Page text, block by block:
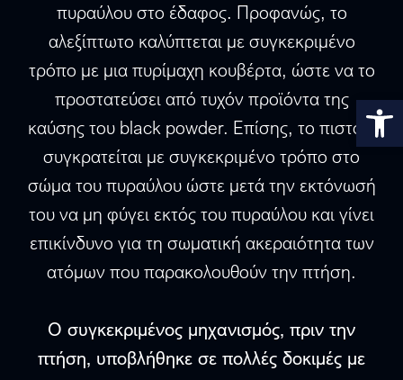
πυραύλου στο έδαφος. Προφανώς, το
αλεξίπτωτο καλύπτεται με συγκεκριμένο
τρόπο με μια πυρίμαχη κουβέρτα, ώστε να το
προστατεύσει από τυχόν προϊόντα της
καύσης του black powder. Επίσης, το πιστόνι
συγκρατείται με συγκεκριμένο τρόπο στο
σώμα του πυραύλου ώστε μετά την εκτόνωσή
του να μη φύγει εκτός του πυραύλου και γίνει
επικίνδυνο για τη σωματική ακεραιότητα των
ατόμων που παρακολουθούν την πτήση.
Ο συγκεκριμένος μηχανισμός, πριν την
πτήση, υποβλήθηκε σε πολλές δοκιμές με